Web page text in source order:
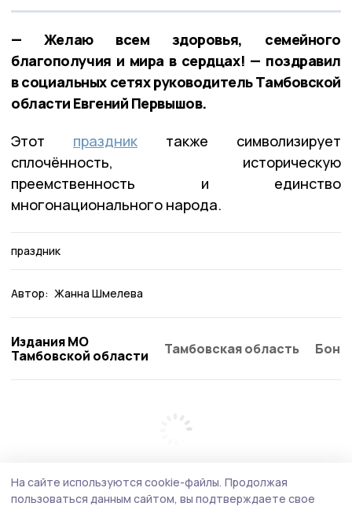
— Желаю всем здоровья, семейного
благополучия и мира в сердцах! — поздравил
в социальных сетях руководитель Тамбовской
области Евгений Первышов.
Этот праздник также символизирует
сплочённость, историческую
преемственность и единство
многонационального народа.
праздник
Автор: Жанна Шмелева
Издания МО
Тамбовской области
Тамбовская область
На сайте используются cookie-файлы. Продолжая
пользоваться данным сайтом, вы подтверждаете свое